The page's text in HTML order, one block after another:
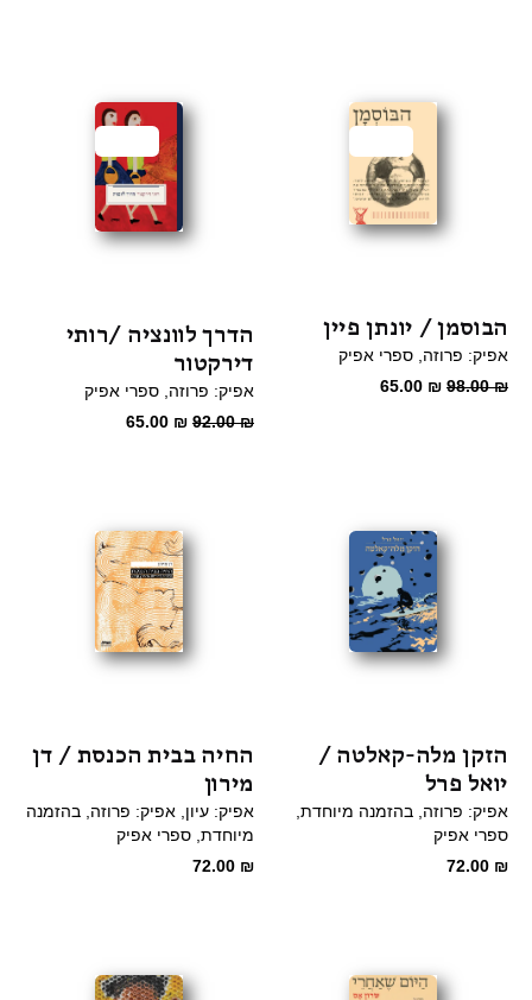
הבוסמן / יונתן פיין
אפיק: פרוזה ספרי אפיק
98.00₪
המחיר
65.00 ₪
המחיר
הדרך לוונציה /רותי
דירקטור
אפיק: פרוזה ספרי אפיק
92.00₪
המחיר
65.00 ₪
המחיר
הזקן מלה-קאלטה /
יואל פרל
אפיק: פרוזה בהזמנה מיוחדת
ספרי אפיק
72.00 ₪
החיה בבית הכנסת / דן
מירון
אפיק: עיון אפיק: פרוזה בהזמנה
מיוחדת ספרי אפיק
72.00 ₪